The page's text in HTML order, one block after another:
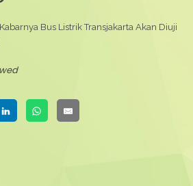
Bus Listrik Transjakarta Akan Diuji